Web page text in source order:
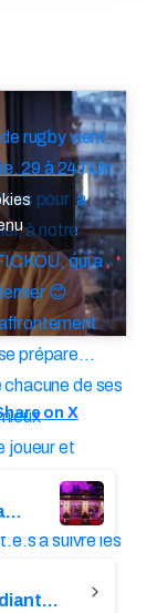
rugby vient
29 à 24 ! Un
pour la
à notre
qui a
😊
se prépare…
de ses
joueur et
« étant de se
entre
à suivre les
on X
Retrouvailles en ce début d’année !
🎉 À la rencontre des étudiants ESGI !